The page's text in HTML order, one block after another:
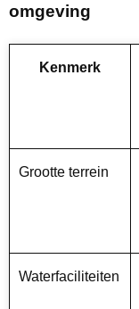
omgeving
Kenmerk
Grootte terrein
Waterfaciliteiten